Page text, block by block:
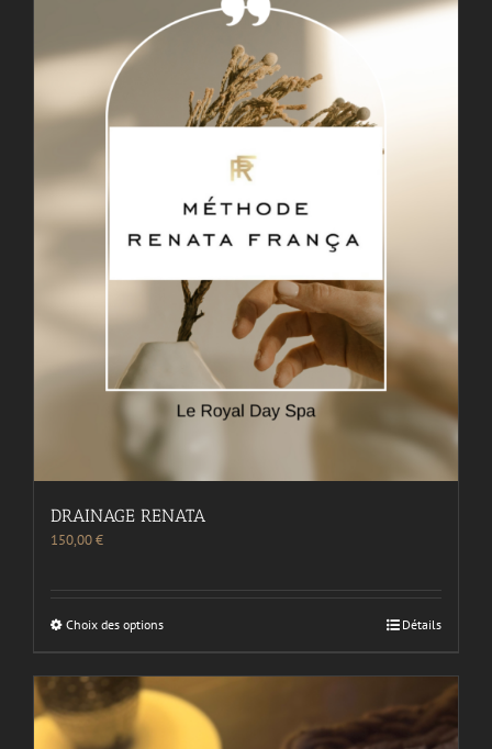
DRAINAGE RENATA
150,00€
Choix des options Détails